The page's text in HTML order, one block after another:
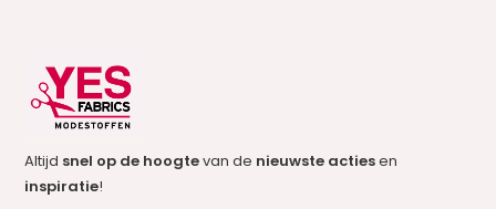
Altijd snel op de hoogtevan de nieuwste actiesen
inspiratie!